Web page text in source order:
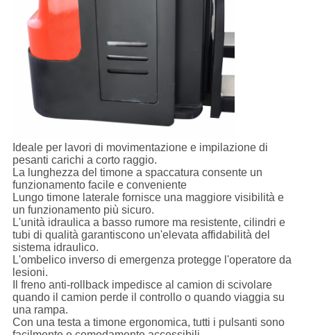
Ideale per lavori di movimentazione e impilazione di
pesanti carichi a corto raggio.
La lunghezza del timone a spaccatura consente un
funzionamento facile e conveniente
Lungo timone laterale fornisce una maggiore visibilità e
un funzionamento più sicuro.
L'unità idraulica a basso rumore ma resistente, cilindri e
tubi di qualità garantiscono un'elevata affidabilità del
sistema idraulico.
L'ombelico inverso di emergenza protegge l'operatore da
lesioni.
Il freno anti-rollback impedisce al camion di scivolare
quando il camion perde il controllo o quando viaggia su
una rampa.
Con una testa a timone ergonomica, tutti i pulsanti sono